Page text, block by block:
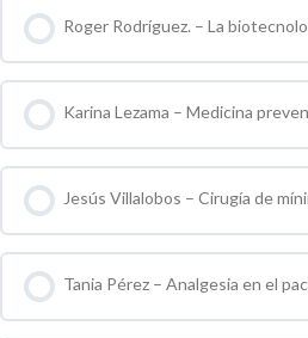
Roger Rodríguez. – La
0 % COMPLETO 0 / 0 pasos
Karina Lezama – Medicina
0 % COMPLETO 0 / 0 pasos
Jesús Villalobos – Cirugía de
0 % COMPLETO 0 / 0 pasos
Tania Pérez – Analgesia en el
0 % COMPLETO 0 / 0 pasos